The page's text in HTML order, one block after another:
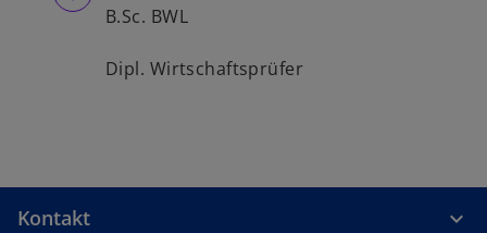
B.Sc. BWL
Dipl. Wirtschaftsprüfer
Kontakt